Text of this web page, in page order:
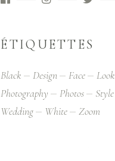
ÉTIQUETTES
Black Design Face Look
Photography
Photos Style
Wedding
White Zoom